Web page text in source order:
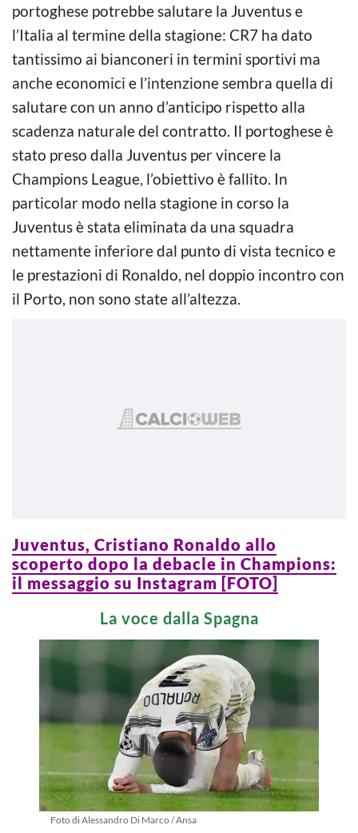
portoghese potrebbe salutare la Juventus e
l’Italia al termine della stagione: CR7 ha dato
tantissimo ai bianconeri in termini sportivi ma
anche economici e l’intenzione sembra quella di
salutare con un anno d’anticipo rispetto alla
scadenza naturale del contratto. Il portoghese è
stato preso dalla Juventus per vincere la
Champions League, l’obiettivo è fallito. In
particolar modo nella stagione in corso la
Juventus è stata eliminata da una squadra
nettamente inferiore dal punto di vista tecnico e
le prestazioni di Ronaldo, nel doppio incontro con
il Porto, non sono state all’altezza.
Juventus, Cristiano Ronaldo allo
scoperto dopo la debacle in Champions:
il messaggio su Instagram [FOTO]
La voce dalla Spagna
Foto di Alessandro Di Marco / Ansa